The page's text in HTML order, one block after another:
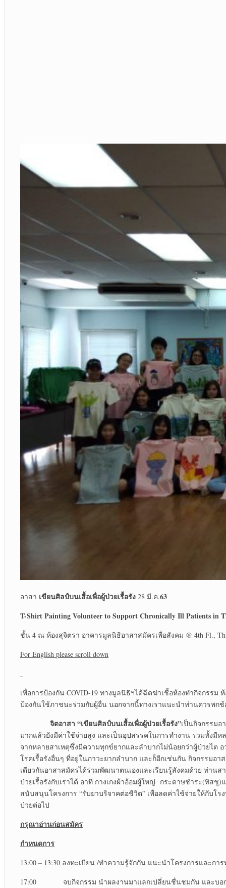
อาสา เขียนศิลป์บนเสื้อเพื่อผู้ป่วยเรื้อรัง28 มี.ค.63
T-Shirt Painting Volunteer to Support Chronically Ill Patients in
ชั้น 4 ณ ห้องสุจิตรา อาคารมูลนิธิอาสาสมัครเพื่อสังคม @ 4th Fl.,
For English please scroll down
เพื่อการป้องกัน COVID-19 ทางมูลนิธิฯได้ฉีดฆ่าเชื้อห้องทำกิจกรรม
ป้องกันใช้ภาชนะร่วมกับผู้อื่น นอกจากนี้ทางเราแนะนำท่านควรพก
จิตอาสา “เขียนศิลป์บนเสื้อเพื่อผู้ป่วยเรื้อรัง”เป็นกิจกรรมอ
มากแล้วยังมีค่าใช้จ่ายสูง และเป็นอุปสรรคในการทำงาน รวมทั้งมีห
จากหลายสาเหตุซึ่งมีความทุกข์ยากและลำบากไม่น้อยกว่าผู้ป่วยไต
โรคเรื้อรังอื่นๆ ที่อยู่ในภาวะยากลำบาก และก็อีกเช่นกัน กิจกรรมอ
เดียวกันอาสาสมัครได้ร่วมพัฒนาตนเองและเรียนรู้สังคมด้วย ท่าน
ป่วยเรื้อรังกับเราได้ อาทิ กางเกงผ้าอ้อมผู้ใหญ่ กระดาษชำระ(ทิส
สนับสนุนโครงการ “รับยาบริจาคต่อชีวิต” เพื่อลดค่าใช้จ่ายให้กับโ
ป่วยต่อไป
กรุณาอ่านก่อนสมัคร
กำหนดการ
13:00 – 13:30 ลงทะเบียน /ทำความรู้จักกัน แนะนำโครงการและก
17:00 จบกิจกรรม นำผลงานมาแลกเปลี่ยนชื่นชมกัน และบอกเล่